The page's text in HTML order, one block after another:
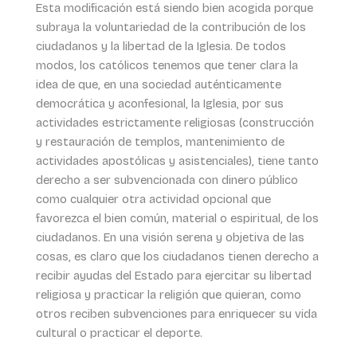
Esta modificación está siendo bien acogida porque
subraya la voluntariedad de la contribución de los
ciudadanos y la libertad de la Iglesia. De todos
modos, los católicos tenemos que tener clara la
idea de que, en una sociedad auténticamente
democrática y aconfesional, la Iglesia, por sus
actividades estrictamente religiosas (construcción
y restauración de templos, mantenimiento de
actividades apostólicas y asistenciales), tiene tanto
derecho a ser subvencionada con dinero público
como cualquier otra actividad opcional que
favorezca el bien común, material o espiritual, de los
ciudadanos. En una visión serena y objetiva de las
cosas, es claro que los ciudadanos tienen derecho a
recibir ayudas del Estado para ejercitar su libertad
religiosa y practicar la religión que quieran, como
otros reciben subvenciones para enriquecer su vida
cultural o practicar el deporte.